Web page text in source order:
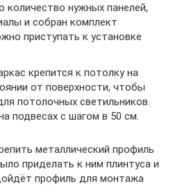
количество нужных панелей,
и собран комплект
приступать к установке
крепится к потолку на
от поверхности, чтобы
потолочных светильников.
подвесах с шагом в 50 см.
металлический профиль
приделать к ним плинтуса и
профиль для монтажа